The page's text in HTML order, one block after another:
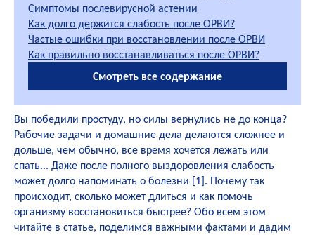
Вы победили простуду, но силы вернулись не до конца?
Рабочие задачи и домашние дела делаются сложнее и
дольше, чем обычно, все время хочется лежать или
спать... Даже после полного выздоровления слабость
может долго напоминать о болезни [1]. Почему так
происходит, сколько может длиться и как помочь
организму восстановиться быстрее? Обо всем этом
читайте в статье, поделимся важными фактами и дадим
Симптомы послевирусной астении
Как долго держится слабость после ОРВИ?
Частые ошибки при восстановлении после ОРВИ
Как правильно восстанавливаться после ОРВИ?
Смотреть все содержание